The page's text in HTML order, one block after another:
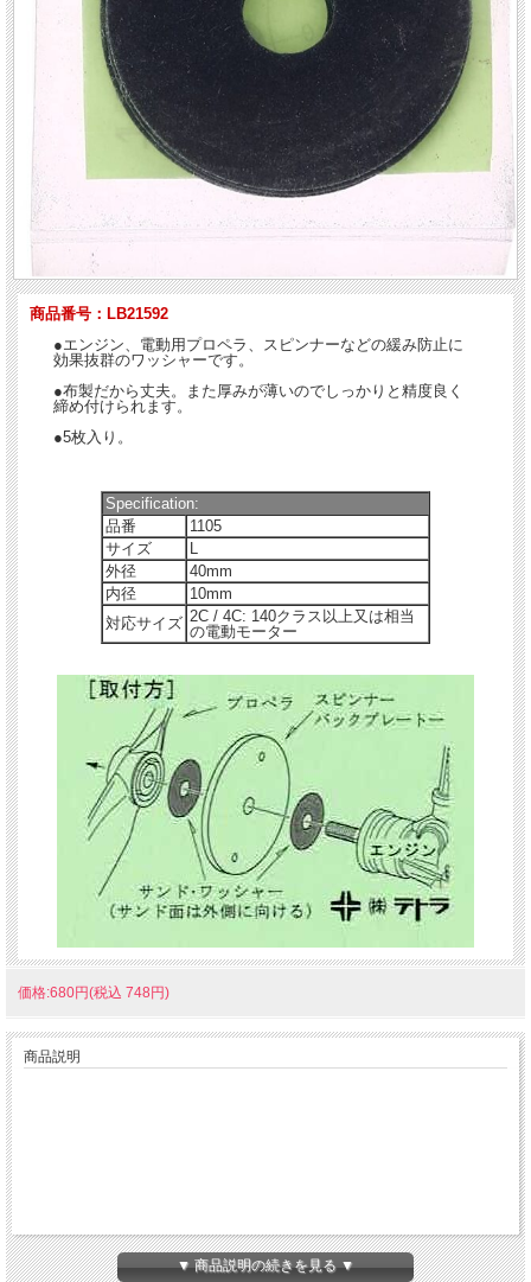
商品番号：LB21592
●エンジン、電動用プロペラ、スピンナーなどの緩み防止に
効果抜群のワッシャーです。
●布製だから丈夫。また厚みが薄いのでしっかりと精度良く
締め付けられます。
●5枚入り。
Specification:
品番
1105
サイズ
L
外径
40mm
内径
10mm
対応サイズ 2C / 4C: 140クラス以上又は相当
の電動モーター
価格:680円(税込 748円)
商品説明
▼ 商品説明の続きを見る ▼